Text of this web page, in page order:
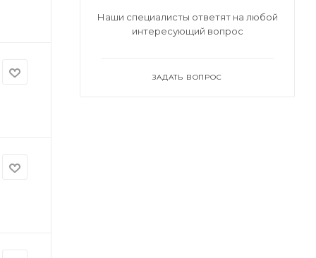
Наши специалисты ответят на любой
интересующий вопрос
ЗАДАТЬ ВОПРОС